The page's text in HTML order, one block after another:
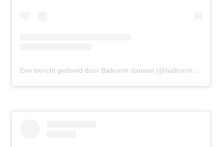
Een bericht gedeeld door Ballroom dansen (@ballroomdansen)